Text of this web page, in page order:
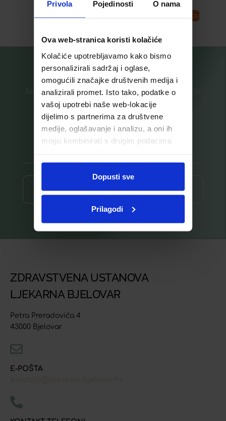
Privola Pojedinosti O nama
Ova web-stranica koristi kolačiće
Kolačiće upotrebljavamo kako bismo
personalizirali sadržaj i oglase,
omogućili značajke društvenih medija i
analizirali promet. Isto tako, podatke o
vašoj upotrebi naše web-lokacije
dijelimo s partnerima za društvene
medije, oglašavanje i analizu, a oni ih
mogu kombinirati s drugim podacima
ste upotrebljavali njihove usluge.
Dopusti sve
Prilagodi
Pročitaj više Dodaj u košaricu
Saznajte prvi za nove proizvode i ekskluzivne promocije
Prijavite se na listu za novosti
Prijava ⟶
ZDRAVSTVENA USTANOVA
LJEKARNA BJELOVAR
Petra Preradovića 4
43000 Bjelovar
E-POŠTA